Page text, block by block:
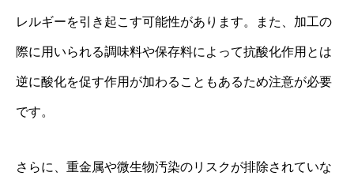
レルギーを引き起こす可能性があります。また、加工の
際に用いられる調味料や保存料によって抗酸化作用とは
逆に酸化を促す作用が加わることもあるため注意が必要
です。
さらに、重金属や微生物汚染のリスクが排除されていな